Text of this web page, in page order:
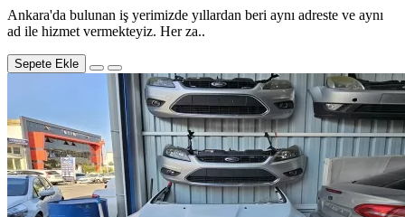
Ankara'da bulunan iş yerimizde yıllardan beri aynı adreste ve aynı
ad ile hizmet vermekteyiz. Her za..
Sepete Ekle